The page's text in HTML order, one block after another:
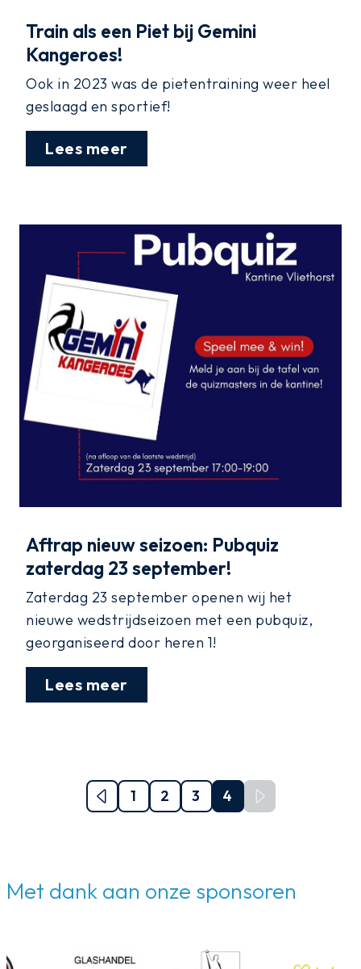
Train als een Piet bij Gemini
Kangeroes!
Ook in 2023 was de pietentraining weer heel
geslaagd en sportief!
Lees meer
Aftrap nieuw seizoen: Pubquiz
zaterdag 23 september!
Zaterdag 23 september openen wij het
nieuwe wedstrijdseizoen met een pubquiz,
georganiseerd door heren 1!
Lees meer
1 2 3 4
Met dank aan onze sponsoren